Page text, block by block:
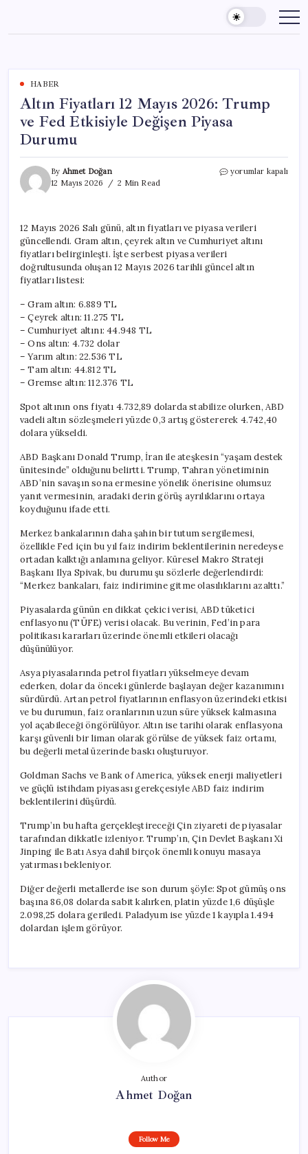
content
HABER
Altın Fiyatları 12 Mayıs 2026: Trump
ve Fed Etkisiyle Değişen Piyasa
Durumu
By Ahmet Doğan
12 Mayıs 2026
2 Min Read
Altın
Trump
ve
Etkisiyle
yorumlar kapalı
12 Mayıs 2026 Salı günü, altın fiyatları ve piyasa verileri
güncellendi. Gram altın, çeyrek altın ve Cumhuriyet altını
fiyatları belirginleşti. İşte serbest piyasa verileri
doğrultusunda oluşan 12 Mayıs 2026 tarihli güncel altın
fiyatları listesi:
– Gram altın: 6.889 TL
– Çeyrek altın: 11.275 TL
– Cumhuriyet altını: 44.948 TL
– Ons altın: 4.732 dolar
– Yarım altın: 22.536 TL
– Tam altın: 44.812 TL
– Gremse altın: 112.376 TL
Spot altının ons fiyatı 4.732,89 dolarda stabilize olurken, ABD
vadeli altın sözleşmeleri yüzde 0,3 artış göstererek 4.742,40
dolara yükseldi.
ABD Başkanı Donald Trump, İran ile ateşkesin “yaşam destek
ünitesinde” olduğunu belirtti. Trump, Tahran yönetiminin
ABD’nin savaşın sona ermesine yönelik önerisine olumsuz
yanıt vermesinin, aradaki derin görüş ayrılıklarını ortaya
koyduğunu ifade etti.
Merkez bankalarının daha şahin bir tutum sergilemesi,
özellikle Fed için bu yıl faiz indirim beklentilerinin neredeyse
ortadan kalktığı anlamına geliyor. Küresel Makro Strateji
Başkanı Ilya Spivak, bu durumu şu sözlerle değerlendirdi:
“Merkez bankaları, faiz indirimine gitme olasılıklarını azalttı.”
Piyasalarda günün en dikkat çekici verisi, ABD tüketici
enflasyonu (TÜFE) verisi olacak. Bu verinin, Fed’in para
politikası kararları üzerinde önemli etkileri olacağı
düşünülüyor.
Asya piyasalarında petrol fiyatları yükselmeye devam
ederken, dolar da önceki günlerde başlayan değer kazanımını
sürdürdü. Artan petrol fiyatlarının enflasyon üzerindeki etkisi
ve bu durumun, faiz oranlarının uzun süre yüksek kalmasına
yol açabileceği öngörülüyor. Altın ise tarihi olarak enflasyona
karşı güvenli bir liman olarak görülse de yüksek faiz ortamı,
bu değerli metal üzerinde baskı oluşturuyor.
Goldman Sachs ve Bank of America, yüksek enerji maliyetleri
ve güçlü istihdam piyasası gerekçesiyle ABD faiz indirim
beklentilerini düşürdü.
Trump’ın bu hafta gerçekleştireceği Çin ziyareti de piyasalar
tarafından dikkatle izleniyor. Trump’ın, Çin Devlet Başkanı Xi
Jinping ile Batı Asya dahil birçok önemli konuyu masaya
yatırması bekleniyor.
Diğer değerli metallerde ise son durum şöyle: Spot gümüş ons
başına 86,08 dolarda sabit kalırken, platin yüzde 1,6 düşüşle
2.098,25 dolara geriledi. Paladyum ise yüzde 1 kayıpla 1.494
dolardan işlem görüyor.
Author
Ahmet Doğan
Follow Me